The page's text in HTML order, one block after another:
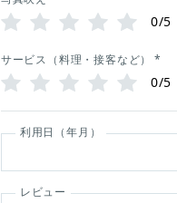
0/5
サービス（料理・接客など） *
0/5
利用日（年月）
レビュー